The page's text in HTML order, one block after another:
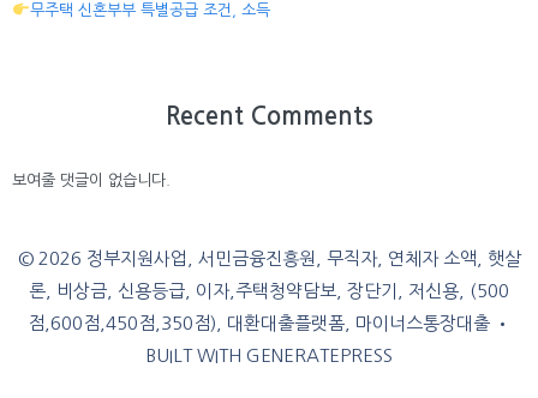
무주택 신혼부부 특별공급 조건, 소득
Recent Comments
보여줄 댓글이 없습니다.
© 2026 정부지원사업, 서민금융진흥원, 무직자, 연체자 소액, 햇살
론, 비상금, 신용등급, 이자,주택청약담보, 장단기, 저신용, (500
점,600점,450점,350점), 대환대출플랫폼, 마이너스통장대출 •
BUILT WITH GENERATEPRESS